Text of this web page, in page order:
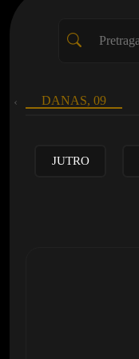
DANAS, 09
‹
JUTRO